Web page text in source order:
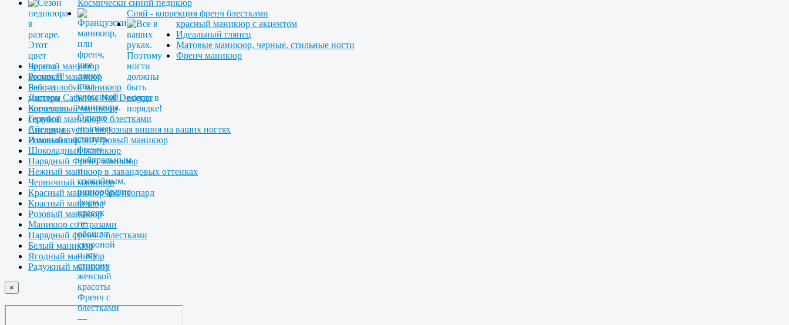
Космически синий педикюр
Сияй - коррекция френч блестками
красный маникюр с акцентом
Идеальный глянец
Матовые маникюр, черные, стильные ногти
Френч маникюр
Черный маникюр
Розовый маникюр
Бело-голобуй маникюр
Диплом Catherine Nail Designer
Коралловый маникюр
Голубой маникюр с блестками
Спелая, вкусная морозная вишня на ваших ногтях
Розовый перламутровый маникюр
Шоколадный маникюр
Нарядный Френч маникюр
Нежный маникюр в лавандовых оттенках
Черничный маникюр
Красный маникюр and леопард
Красный маникюр
Розовый маникюр
Маникюр со стразами
Нарядный френч с блестками
Белый маникюр
Ягодный маникюр
Радужный маникюр
×